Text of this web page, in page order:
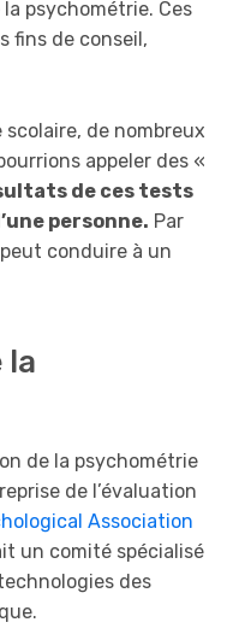
psychométrie. Ces
fins de conseil,
de nombreux
appeler des «
de ces tests
personne. Par
conduire à un
la
de la psychométrie
de l’évaluation
Association
un comité spécialisé
des